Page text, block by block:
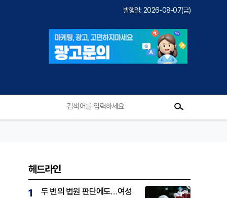
발행일: 2026-08-07(금)
헤드라인
1
두 번의 법원 판단에도…여성